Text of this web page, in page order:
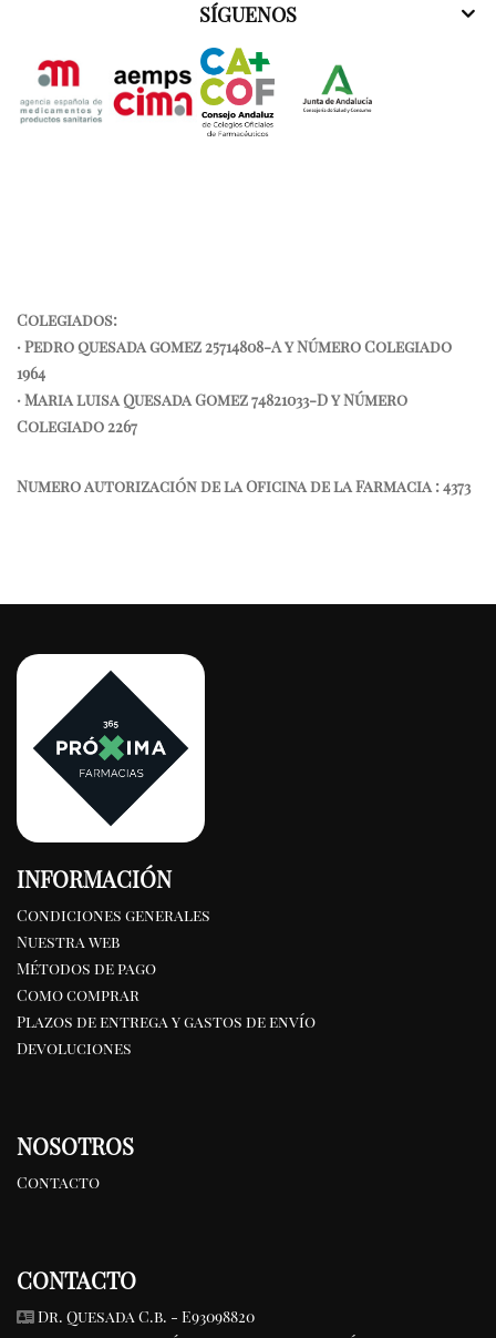
SÍGUENOS
Colegiados:
· Pedro quesada gomez 25714808-A y Número Colegiado
1964
· Maria luisa Quesada Gomez 74821033-D y Número
Colegiado 2267
Numero autorización de la Oficina de la Farmacia : 4373
INFORMACIÓN
Condiciones generales
Nuestra web
Métodos de pago
Como comprar
Plazos de entrega y gastos de envío
Devoluciones
NOSOTROS
Contacto
CONTACTO
Dr. Quesada C.b. - E93098820